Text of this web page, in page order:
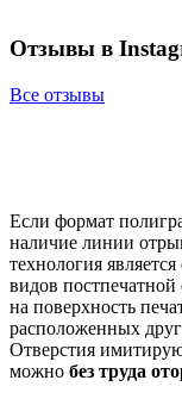
Отзывы в
Все отзывы
Если формат
наличие линии
технология
видов
на поверхность
расположенных
Отверстия
можно без труда